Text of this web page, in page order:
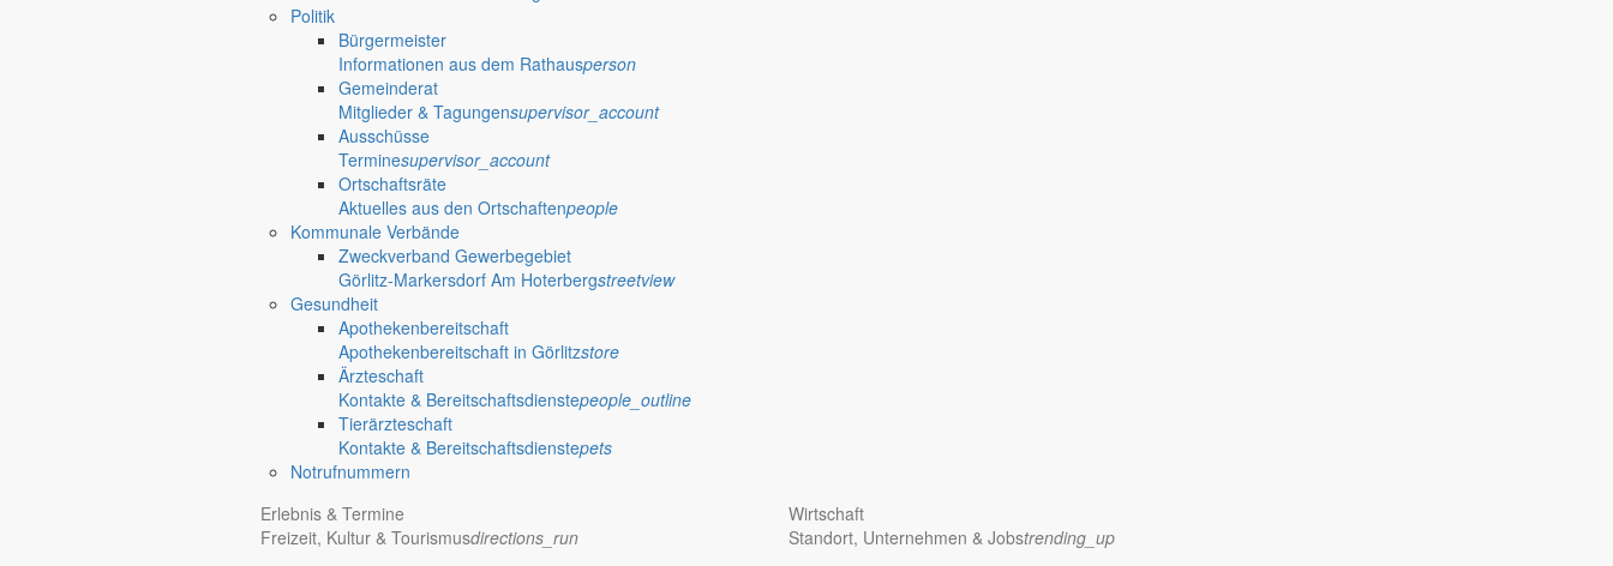
Politik
Bürgermeister
Informationen aus dem Rathausperson
Gemeinderat
Mitglieder & Tagungensupervisor_account
Ausschüsse
Terminesupervisor_account
Ortschaftsräte
Aktuelles aus den Ortschaftenpeople
Kommunale Verbände
Zweckverband Gewerbegebiet
Görlitz-Markersdorf Am Hoterbergstreetview
Gesundheit
Apothekenbereitschaft
Apothekenbereitschaft in Görlitzstore
Ärzteschaft
Kontakte & Bereitschaftsdienstepeople_outline
Tierärzteschaft
Kontakte & Bereitschaftsdienstepets
Notrufnummern
Erlebnis & Termine
Freizeit, Kultur & Tourismusdirections_run
Wirtschaft
Standort, Unternehmen & Jobstrending_up
Bürgerverein “Lebensfreude”
Bürgerverein “Lebensfreude” Gersdorf/Deutsch-Paulsdorf e.V.